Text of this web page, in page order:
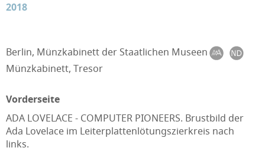
2018
Berlin, Münzkabinett der Staatlichen Museen
Münzkabinett, Tresor
Vorderseite
ADA LOVELACE - COMPUTER PIONEERS. Brustbild der
Ada Lovelace im Leiterplattenlötungszierkreis nach
links.